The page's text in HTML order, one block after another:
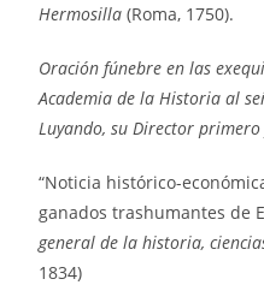
Hermosilla(Roma, 1750).
Oración fúnebre en las
Academia de la Historia al
Luyando, su Director
“Noticia histórico-
ganados trashumantes de
general de la historia,
1834)